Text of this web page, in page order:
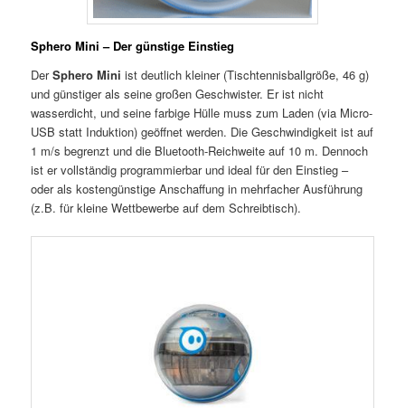
Sphero Mini – Der günstige Einstieg
DerSphero Mini ist deutlich kleiner (Tischtennisballgröße, 46 g)
und günstiger als seine großen Geschwister. Er ist nicht
wasserdicht, und seine farbige Hülle muss zum Laden (via Micro-
USB statt Induktion) geöffnet werden. Die Geschwindigkeit ist auf
1 m/s begrenzt und die Bluetooth-Reichweite auf 10 m. Dennoch
ist er vollständig programmierbar und ideal für den Einstieg –
oder als kostengünstige Anschaffung in mehrfacher Ausführung
(z.B. für kleine Wettbewerbe auf dem Schreibtisch).